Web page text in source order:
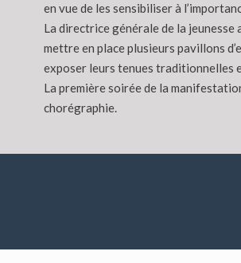
en vue de les sensibiliser à
La directrice générale de la jeunesse
mettre en place plusieurs pavillons
exposer leurs tenues traditionnelles
La première soirée de la
chorégraphie.